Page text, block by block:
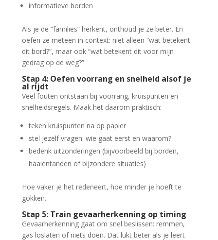
informatieve borden
Als je de “families” herkent, onthoud je ze beter. En
oefen ze meteen in context: niet alleen “wat betekent
dit bord?”, maar ook “wat betekent dit voor mijn
gedrag op de weg?”
Stap 4: Oefen voorrang en snelheid alsof je
al rijdt
Veel fouten ontstaan bij voorrang, kruispunten en
snelheidsregels. Maak het daarom praktisch:
teken kruispunten na op papier
stel jezelf vragen: wie gaat eerst en waarom?
bedenk uitzonderingen (bijvoorbeeld bij borden,
haaientanden of bijzondere situaties)
Hoe vaker je het redeneert, hoe minder je hoeft te
gokken.
Stap 5: Train gevaarherkenning op timing
Gevaarherkenning gaat om snel beslissen: remmen,
gas loslaten of niets doen. Dat lukt beter als je leert